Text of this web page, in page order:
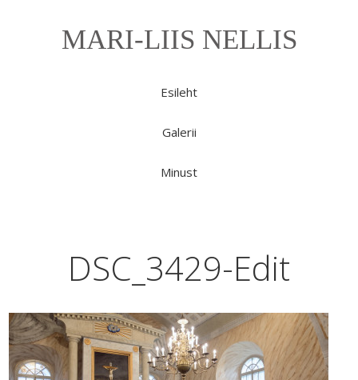
MARI-LIIS NELLIS
Esileht
Galerii
Minust
DSC_3429-Edit